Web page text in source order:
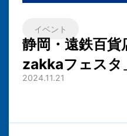
イベント
静岡・遠鉄百
zakkaフェスタ
2024.11.21